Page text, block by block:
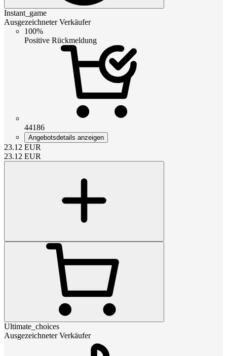
Instant_game
Ausgezeichneter Verkäufer
100%
Positive Rückmeldung
44186
Angebotsdetails anzeigen
23.12 EUR
23.12 EUR
Ultimate_choices
Ausgezeichneter Verkäufer